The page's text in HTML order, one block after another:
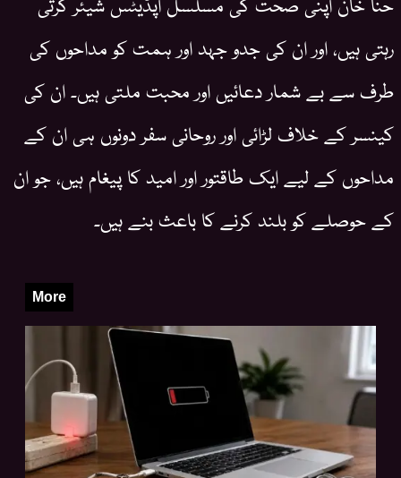
رہتی ہیں، اور ان کی جدو جہد اور ہمت کو مداحوں کی
طرف سے بے شمار دعائیں اور محبت ملتی ہیں۔ ان کی
کینسر کے خلاف لڑائی اور روحانی سفر دونوں ہی ان کے
مداحوں کے لیے ایک طاقتور اور امید کا پیغام ہیں، جو ان
کے حوصلے کو بلند کرنے کا باعث بنے ہیں۔
More